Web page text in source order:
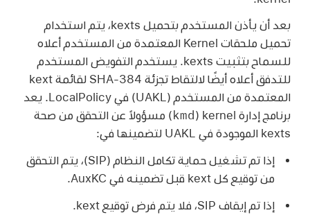
بعد أن يأذن المستخدم بتحميل kexts، يتم استخدام
تحميل ملحقات Kernel المعتمدة من المستخدم أعلاه
للسماح بتثبيت kexts. يستخدم التفويض المستخدم
للتدفق أعلاه أيضًا لالتقاط تجزئة SHA-384 لقائمة kext
المعتمدة من المستخدم (UAKL) في LocalPolicy. يعد
برنامج إدارة kernel ‏(
kmd) مسؤولاً عن التحقق من صحة
kexts الموجودة في UAKL لتضمينها في:
إذا تم تشغيل حماية تكامل النظام (SIP)، يتم التحقق
من توقيع كل kext قبل تضمينه في AuxKC.
إذا تم إيقاف SIP، فلا يتم فرض توقيع kext.